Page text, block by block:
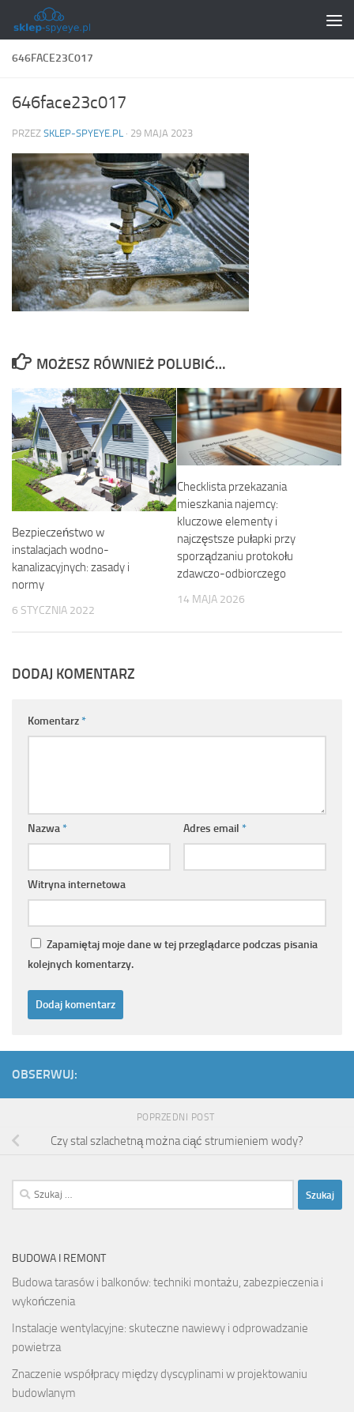
Skip to content
646FACE23C017
646face23c017
PRZEZ SKLEP-SPYEYE.PL · 29 MAJA 2023
MOŻESZ RÓWNIEŻ POLUBIĆ…
Bezpieczeństwo w
instalacjach wodno-
kanalizacyjnych: zasady i
normy
6 STYCZNIA 2022
Checklista przekazania
mieszkania najemcy:
kluczowe elementy i
najczęstsze pułapki przy
sporządzaniu protokołu
zdawczo-odbiorczego
14 MAJA 2026
DODAJ KOMENTARZ
Komentarz*
Nazwa* Adres email *
Witryna internetowa
Zapamiętaj moje dane w tej przeglądarce podczas pisania
kolejnych komentarzy.
OBSERWUJ:
POPRZEDNI POST
Czy stal szlachetną można ciąć strumieniem wody?
Szukaj:
BUDOWA I REMONT
Budowa tarasów i balkonów: techniki montażu, zabezpieczenia i
wykończenia
Instalacje wentylacyjne: skuteczne nawiewy i odprowadzanie
powietrza
Znaczenie współpracy między dyscyplinami w projektowaniu
budowlanym